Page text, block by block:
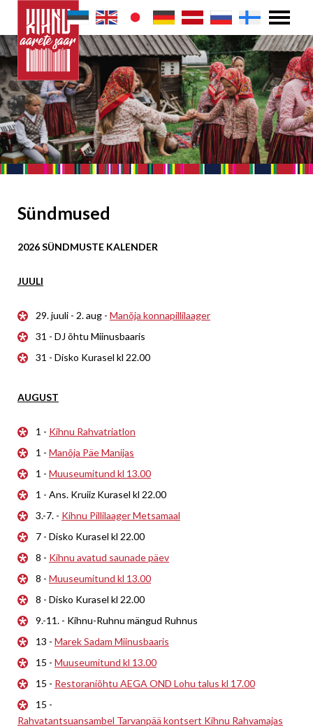
Sündmused
2026 SÜNDMUSTE KALENDER
JUULI
29. juuli - 2. aug - Manõja konnapillilaager
31 - DJ õhtu Miinusbaaris
31 - Disko Kurasel kl 22.00
AUGUST
1 - Kihnu Rahvatriatlon
1 - Manõja Päe Manijas
1 - Muuseumitund kl 13.00
1 - Ans. Kruiiz Kurasel kl 22.00
3.-7. - Kihnu Pillilaager Metsamaal
7 - Disko Kurasel kl 22.00
8 - Kihnu avatud saunade päev
8 - Muuseumitund kl 13.00
8 - Disko Kurasel kl 22.00
9.-11. - Kihnu-Ruhnu mängud Ruhnus
13 - Marek Sadam Miinusbaaris
15 - Muuseumitund kl 13.00
15 - Restoraniõhtu AEGA OND Lohu talus kl 17.00
15 -
Rahvatantsuansambel Tarvanpää kontsert Kihnu Rahvamajas